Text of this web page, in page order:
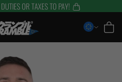
OR TAXES TO PAY!